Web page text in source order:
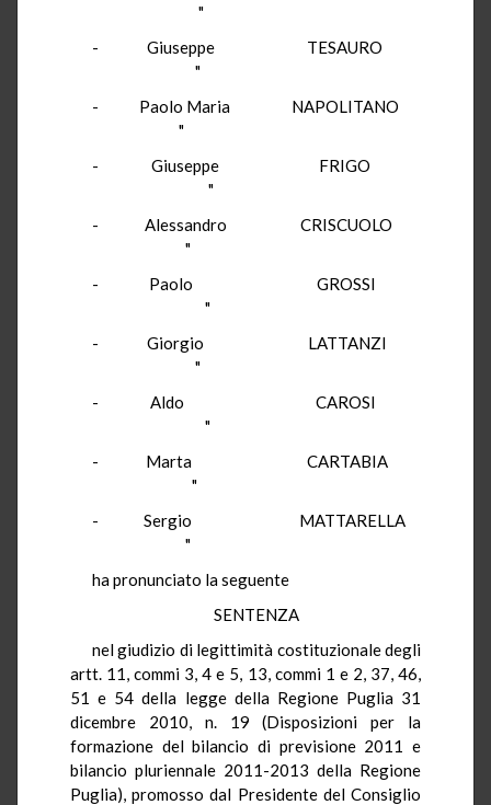
"
-
Giuseppe
TESAURO
"
-
Paolo Maria
NAPOLITANO
"
-
Giuseppe
FRIGO
"
-
Alessandro
CRISCUOLO
"
-
Paolo
GROSSI
"
-
Giorgio
LATTANZI
"
-
Aldo
CAROSI
"
-
Marta
CARTABIA
"
-
Sergio
MATTARELLA
"
ha pronunciato la seguente
SENTENZA
nel giudizio di legittimità costituzionale degli
artt. 11, commi 3, 4 e 5, 13, commi 1 e 2, 37, 46,
51 e 54 della legge della Regione Puglia 31
dicembre 2010, n. 19 (Disposizioni per la
formazione del bilancio di previsione 2011 e
bilancio pluriennale 2011-2013 della Regione
Puglia), promosso dal Presidente del Consiglio